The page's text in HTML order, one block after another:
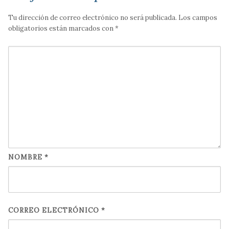
Tu dirección de correo electrónico no será publicada. Los campos
obligatorios están marcados con*
NOMBRE *
CORREO ELECTRÓNICO *